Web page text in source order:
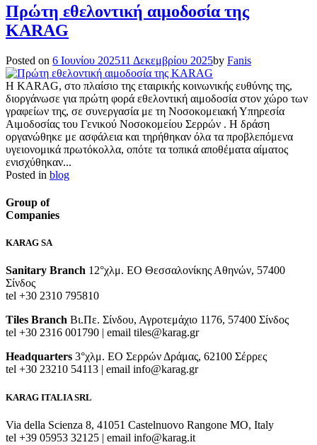
Πρώτη​‍​‌‍​‍‌ εθελοντική αιμοδοσία της
KARAG
Posted on 6 Ιουνίου 202511 Δεκεμβρίου 2025by Fanis
Η KARAG, στο πλαίσιο της εταιρικής κοινωνικής ευθύνης της,
διοργάνωσε για πρώτη φορά εθελοντική αιμοδοσία στον χώρο των
γραφείων της, σε συνεργασία με τη Νοσοκομειακή Υπηρεσία
Αιμοδοσίας του Γενικού Νοσοκομείου Σερρών . Η δράση
οργανώθηκε με ασφάλεια και τηρήθηκαν όλα τα προβλεπόμενα
υγειονομικά πρωτόκολλα, οπότε τα τοπικά αποθέματα αίματος
ενισχύθηκαν...
Posted in blog
Group of
Companies
KARAG SA
Sanitary Branch 12°χλμ. ΕΟ Θεσσαλονίκης Αθηνών, 57400
Σίνδος
tel +30 2310 795810
Tiles Branch Βι.Πε. Σίνδου, Αγροτεμάχιο 1176, 57400 Σίνδος
tel +30 2316 001790 | email tiles@karag.gr
Headquarters 3°χλμ. ΕΟ Σερρών Δράμας, 62100 Σέρρες
tel +30 23210 54113 | email info@karag.gr
KARAG ITALIA SRL
Via della Scienza 8, 41051 Castelnuovo Rangone MO, Italy
tel +39 05953 32125 | email info@karag.it